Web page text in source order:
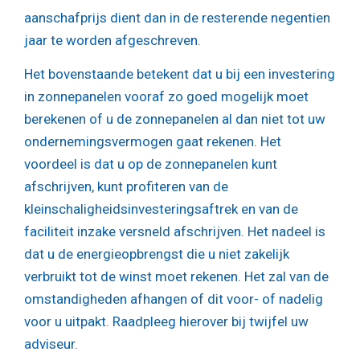
aanschafprijs dient dan in de resterende negentien
jaar te worden afgeschreven.
Het bovenstaande betekent dat u bij een investering
in zonnepanelen vooraf zo goed mogelijk moet
berekenen of u de zonnepanelen al dan niet tot uw
ondernemingsvermogen gaat rekenen. Het
voordeel is dat u op de zonnepanelen kunt
afschrijven, kunt profiteren van de
kleinschaligheidsinvesteringsaftrek en van de
faciliteit inzake versneld afschrijven. Het nadeel is
dat u de energieopbrengst die u niet zakelijk
verbruikt tot de winst moet rekenen. Het zal van de
omstandigheden afhangen of dit voor- of nadelig
voor u uitpakt. Raadpleeg hierover bij twijfel uw
adviseur.